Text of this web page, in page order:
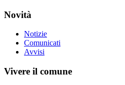
Novità
Notizie
Comunicati
Avvisi
Vivere il comune